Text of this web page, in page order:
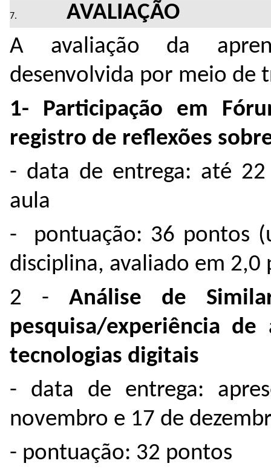
AVALIAÇÃO
A avaliação da
desenvolvida por meio de
1- Participação em
registro de reflexões
- data de entrega: até
aula
- pontuação: 36 pontos
disciplina, avaliado em 2,0
2 - Análise de
pesquisa/experiência
tecnologias digitais
- data de entrega:
novembro e 17 de
- pontuação: 32 pontos